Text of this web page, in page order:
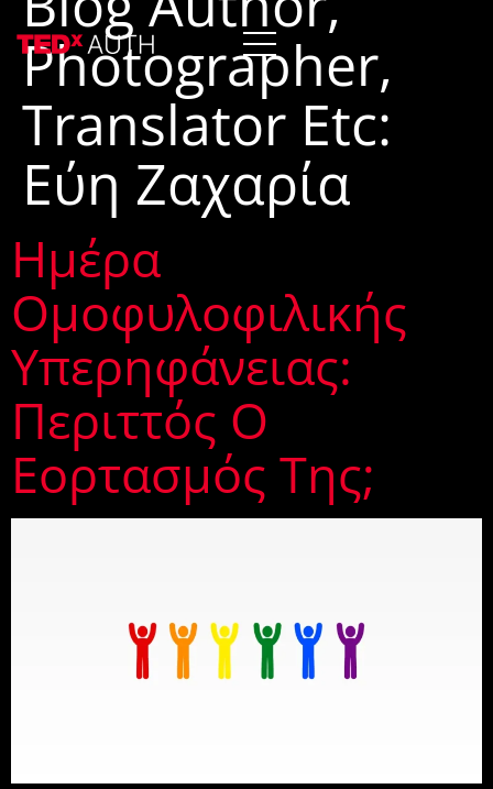
Photographer,
Translator Etc:
Εύη Ζαχαρία
Ημέρα
Ομοφυλοφιλικής
Υπερηφάνειας:
Περιττός Ο
Εορτασμός Της;